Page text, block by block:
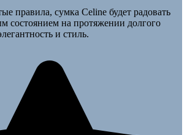
правила, сумка Celine будет радовать
состоянием на протяжении долгого
и стиль.